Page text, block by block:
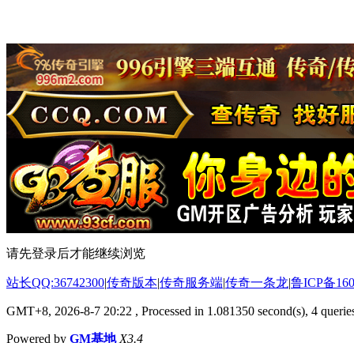
请先登录后才能继续浏览
站长QQ:36742300|传奇版本|传奇服务端|传奇一条龙|鲁ICP备
GMT+8, 2026-8-7 20:22 , Processed in 1.081350 second(s), 4
Powered by GM基地 X3.4